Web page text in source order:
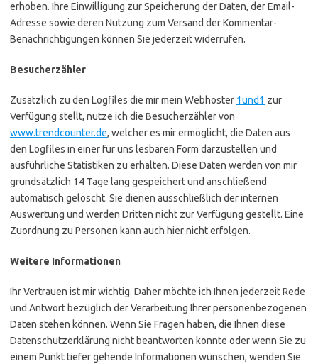
erhoben. Ihre Einwilligung zur Speicherung der Daten, der Email-
Adresse sowie deren Nutzung zum Versand der Kommentar-
Benachrichtigungen können Sie jederzeit widerrufen.
Besucherzähler
Zusätzlich zu den Logfiles die mir mein Webhoster 1und1 zur
Verfügung stellt, nutze ich die Besucherzähler von
www.trendcounter.de, welcher es mir ermöglicht, die Daten aus
den Logfiles in einer für uns lesbaren Form darzustellen und
ausführliche Statistiken zu erhalten. Diese Daten werden von mir
grundsätzlich 14 Tage lang gespeichert und anschließend
automatisch gelöscht. Sie dienen ausschließlich der internen
Auswertung und werden Dritten nicht zur Verfügung gestellt. Eine
Zuordnung zu Personen kann auch hier nicht erfolgen.
Weitere Informationen
Ihr Vertrauen ist mir wichtig. Daher möchte ich Ihnen jederzeit Rede
und Antwort bezüglich der Verarbeitung Ihrer personenbezogenen
Daten stehen können. Wenn Sie Fragen haben, die Ihnen diese
Datenschutzerklärung nicht beantworten konnte oder wenn Sie zu
einem Punkt tiefer gehende Informationen wünschen, wenden Sie